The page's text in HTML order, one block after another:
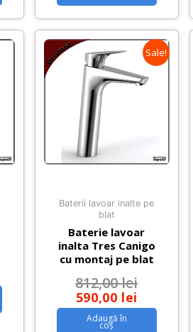
Sale!
Baterii lavoar inalte pe
blat
Baterie lavoar
inalta Tres Canigo
cu montaj pe blat
812,00lei
590,00 lei
Adaugă în
coș